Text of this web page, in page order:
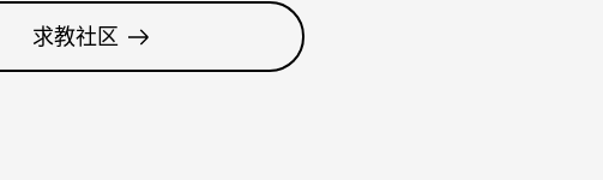
求教社区